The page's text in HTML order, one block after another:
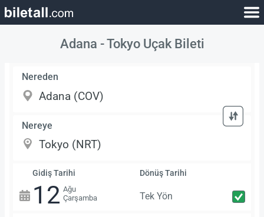
Adana - Tokyo Uçak Bileti
Nereden
Nereye
Gidiş Tarihi
12 Ağu
Çarşamba
Dönüş Tarihi
Tek Yön